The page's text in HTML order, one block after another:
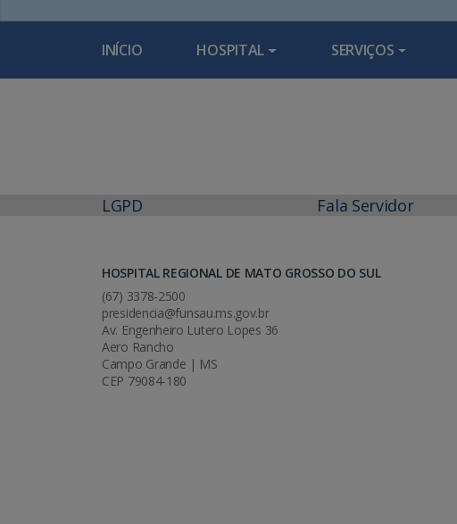
INÍCIO HOSPITAL SERVIÇOS
LGPD
Fala Servidor
HOSPITAL REGIONAL DE MATO GROSSO DO SUL
(67) 3378-2500
presidencia@funsau.ms.gov.br
Av. Engenheiro Lutero Lopes 36
Aero Rancho
Campo Grande | MS
CEP 79084-180